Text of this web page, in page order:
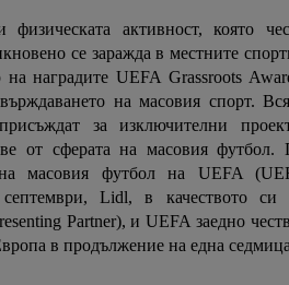
активност, която
се заражда в местните
наградите UEFA Grassroots
на масовия спорт.
за изключителни
от сферата на масовия футбол.
масовия футбол на UEFA
септември, Lidl, в качеството си
Partner), и UEFA заедно
в продължение на една